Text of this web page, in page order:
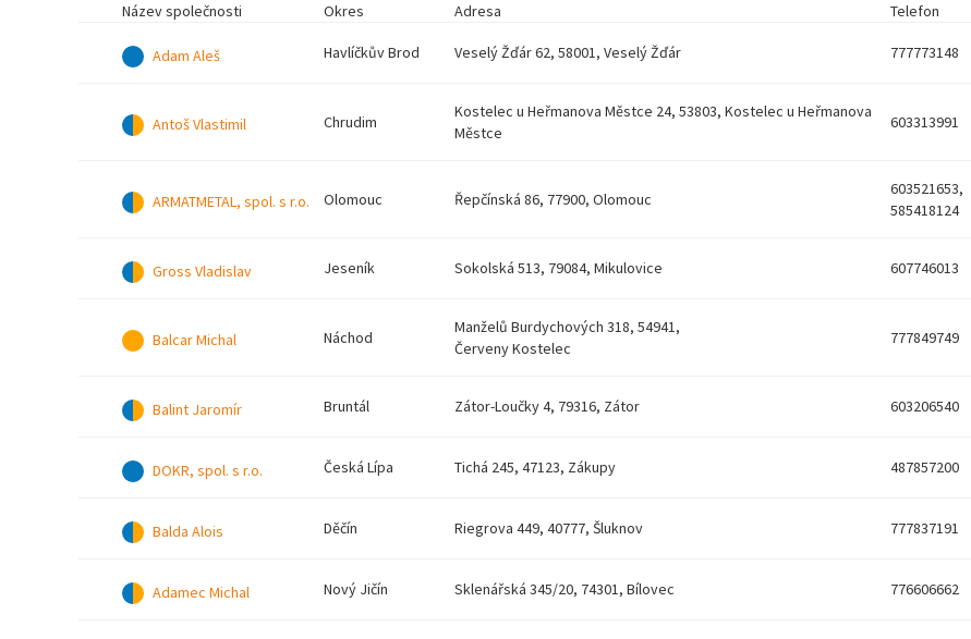
Název společnosti Okres Adresa Telefon
Adam Aleš Havlíčkův Brod Veselý Žďár 62, 58001, Veselý Žďár 777773148
Antoš Vlastimil Chrudim
Kostelec u Heřmanova Městce 24, 53803, Kostelec u Heřmanova
Městce
603313991
ARMATMETAL, spol. s r.o. Olomouc Řepčínská 86, 77900, Olomouc
603521653,
585418124
Gross Vladislav Jeseník Sokolská 513, 79084, Mikulovice 607746013
Balcar Michal Náchod
Manželů Burdychových 318, 54941,
Červeny Kostelec
777849749
Balint Jaromír Bruntál Zátor-Loučky 4, 79316, Zátor 603206540
DOKR, spol. s r.o. Česká Lípa Tichá 245, 47123, Zákupy 487857200
Balda Alois Děčín Riegrova 449, 40777, Šluknov 777837191
Adamec Michal Nový Jičín Sklenářská 345/20, 74301, Bílovec 776606662